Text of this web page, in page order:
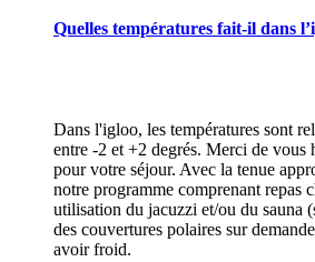
Quelles températures fait-il dans
Dans l'igloo, les températures sont
entre -2 et +2 degrés. Merci de vous
pour votre séjour. Avec la tenue
notre programme comprenant repas
utilisation du jacuzzi et/ou du sauna
des couvertures polaires sur
avoir froid.